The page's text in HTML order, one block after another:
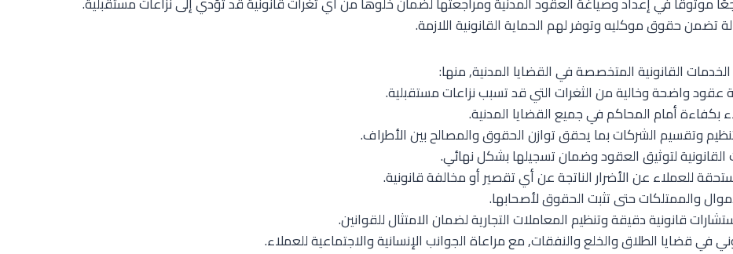
تضمن حقوق موكليه وتوفر لهم الحماية القانونية اللازمة.
القانونية المتخصصة في القضايا المدنية, منها:
واضحة وخالية من الثغرات التي قد تسبب نزاعات مستقبلية.
بكفاءة أمام المحاكم في جميع القضايا المدنية.
وتقسيم الشركات بما يحقق توازن الحقوق والمصالح بين الأطراف.
لتوثيق العقود وضمان تسجيلها بشكل نهائي.
للعملاء عن الأضرار الناتجة عن أي تقصير أو مخالفة قانونية.
والممتلكات حتى تثبت الحقوق لأصحابها.
قانونية دقيقة وتنظيم المعاملات التجارية لضمان الامتثال للقوانين.
في قضايا الطلاق والخلع والنفقات, مع مراعاة الجوانب الإنسانية والاجتماعية للعملاء.